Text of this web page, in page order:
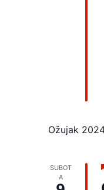
Ožujak
SUBOT
A